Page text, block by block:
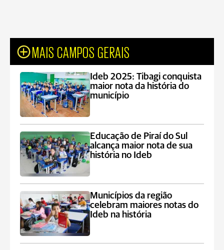
MAIS CAMPOS GERAIS
Ideb 2025: Tibagi conquista
maior nota da história do
município
Educação de Piraí do Sul
alcança maior nota de sua
história no Ideb
Municípios da região
celebram maiores notas do
Ideb na história